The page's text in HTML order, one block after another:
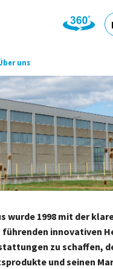
uns
wurde 1998 mit der
innovativen
zu schaffen,
und seinen